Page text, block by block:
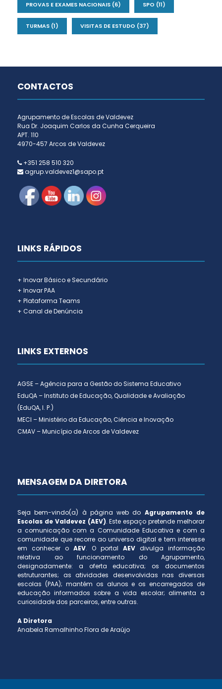
PROVAS E EXAMES NACIONAIS (6) SPO (11)
TURMAS (1) VISITAS DE ESTUDO (37)
CONTACTOS
Agrupamento de Escolas de Valdevez
Rua Dr. Joaquim Carlos da Cunha Cerqueira
APT. 110
4970-457 Arcos de Valdevez
+351 258 510 320
agrup.valdevez1@sapo.pt
LINKS RÁPIDOS
+ Inovar Básico e Secundário
+ Inovar PAA
+ Plataforma Teams
+ Canal de Denúncia
LINKS EXTERNOS
AGSE – Agência para a Gestão do Sistema Educativo
EduQA – Instituto de Educação, Qualidade e Avaliação
(EduQA, I. P.)
MECI – Ministério da Educação, Ciência e Inovação
CMAV – Município de Arcos de Valdevez
MENSAGEM DA DIRETORA
Seja bem-vindo(a) à página web do Agrupamento de
Escolas de Valdevez (AEV). Este espaço pretende melhorar
a comunicação com a Comunidade Educativa e com a
comunidade que recorre ao universo digital e tem interesse
em conhecer o AEV. O portal AEV divulga informação
relativa ao funcionamento do Agrupamento,
designadamente: a oferta educativa; os documentos
estruturantes; as atividades desenvolvidas nas diversas
escolas (PAA); mantém os alunos e os encarregados de
educação informados sobre a vida escolar; alimenta a
curiosidade dos parceiros, entre outras.
A Diretora
Anabela Ramalhinho Flora de Araújo